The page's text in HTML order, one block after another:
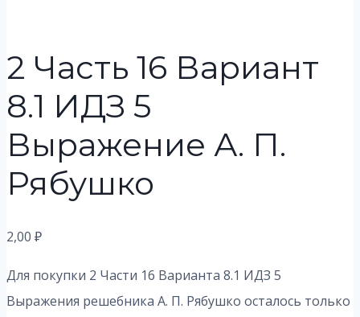
2 Часть 16 Вариант
8.1 ИДЗ 5
Выражение А. П.
Рябушко
2,00 ₽
Для покупки 2 Части 16 Варианта 8.1 ИДЗ 5
Выражения решебника А. П. Рябушко осталось только